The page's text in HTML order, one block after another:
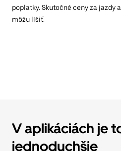
poplatky. Skutočné ceny za jazdy
môžu líšiť.
V aplikáciách je
jednoduchšie